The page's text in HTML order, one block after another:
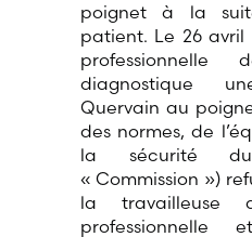
poignet à la
patient. Le 26 avril
diagnostique
Quervain au
des normes, de
la sécurité
« Commission »)
la travailleuse